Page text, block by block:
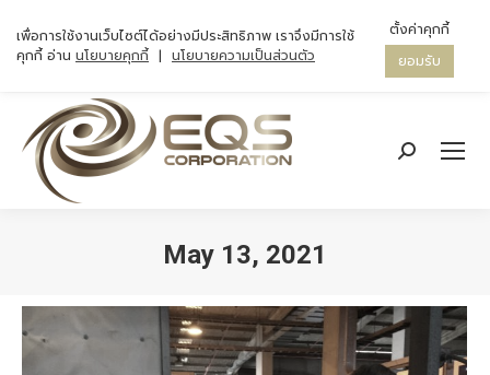
Search:
May 13, 2021
เพื่อการใช้งานเว็บไซต์ได้อย่างมีประสิทธิภาพ เราจึงมีการใช้
คุกกี้ อ่าน นโยบายคุกกี้ | นโยบายความเป็นส่วนตัว
ตั้งค่าคุกกี้
ยอมรับ